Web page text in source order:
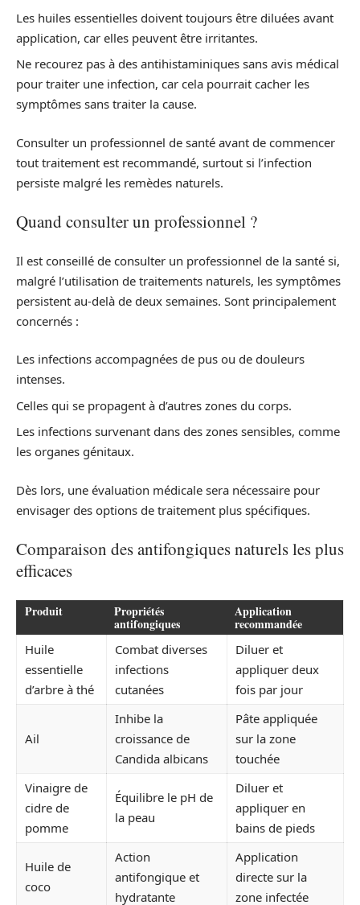
Les huiles essentielles doivent toujours être diluées avant
application, car elles peuvent être irritantes.
Ne recourez pas à des antihistaminiques sans avis médical
pour traiter une infection, car cela pourrait cacher les
symptômes sans traiter la cause.
Consulter un professionnel de santé avant de commencer
tout traitement est recommandé, surtout si l’infection
persiste malgré les remèdes naturels.
Quand consulter un professionnel ?
Il est conseillé de consulter un professionnel de la santé si,
malgré l’utilisation de traitements naturels, les symptômes
persistent au-delà de deux semaines. Sont principalement
concernés :
Les infections accompagnées de pus ou de douleurs
intenses.
Celles qui se propagent à d’autres zones du corps.
Les infections survenant dans des zones sensibles, comme
les organes génitaux.
Dès lors, une évaluation médicale sera nécessaire pour
envisager des options de traitement plus spécifiques.
Comparaison des antifongiques naturels les plus
efficaces
Produit Propriétés
antifongiques
Application
recommandée
Huile
essentielle
d’arbre à thé
Combat diverses
infections
cutanées
Diluer et
appliquer deux
fois par jour
Ail
Inhibe la
croissance de
Candida albicans
Pâte appliquée
sur la zone
touchée
Vinaigre de
cidre de
pomme
Équilibre le pH de
la peau
Diluer et
appliquer en
bains de pieds
Huile de
coco
Action
antifongique et
hydratante
Application
directe sur la
zone infectée